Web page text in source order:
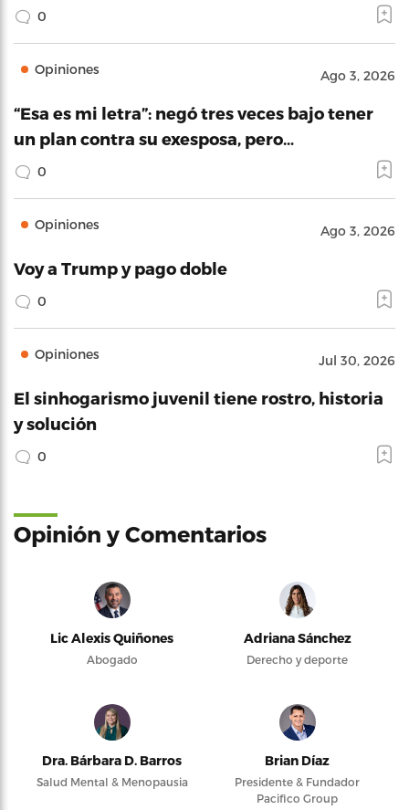
0
Opiniones Ago 3, 2026
“Esa es mi letra”: negó tres veces bajo tener
un plan contra su exesposa, pero…
0
Opiniones Ago 3, 2026
Voy a Trump y pago doble
0
Opiniones Jul 30, 2026
El sinhogarismo juvenil tiene rostro, historia
y solución
0
Opinión y Comentarios
Lic Alexis Quiñones
Abogado
Adriana Sánchez
Derecho y deporte
Dra. Bárbara D. Barros
Salud Mental & Menopausia
Brian Díaz
Presidente & Fundador
Pacifico Group